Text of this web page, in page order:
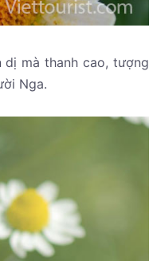
mà thanh cao, tượng
Nga.